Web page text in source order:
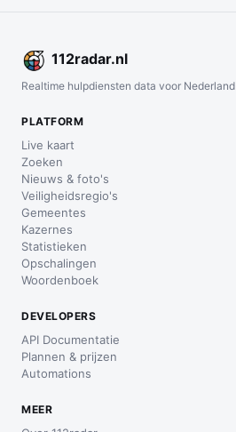
112radar.nl
Realtime hulpdiensten data voor Nederland
PLATFORM
Live kaart
Zoeken
Nieuws & foto's
Veiligheidsregio's
Gemeentes
Kazernes
Statistieken
Opschalingen
Woordenboek
DEVELOPERS
API Documentatie
Plannen & prijzen
Automations
MEER